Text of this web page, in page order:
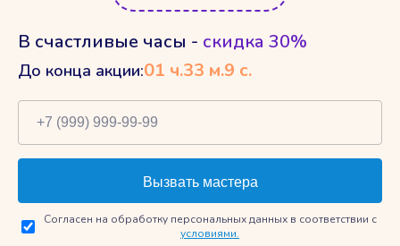
В счастливые часы - скидка 30%
До конца акции:01 ч.33 м.8 с.
Согласен на обработку персональных данных в соответствии с
условиями.